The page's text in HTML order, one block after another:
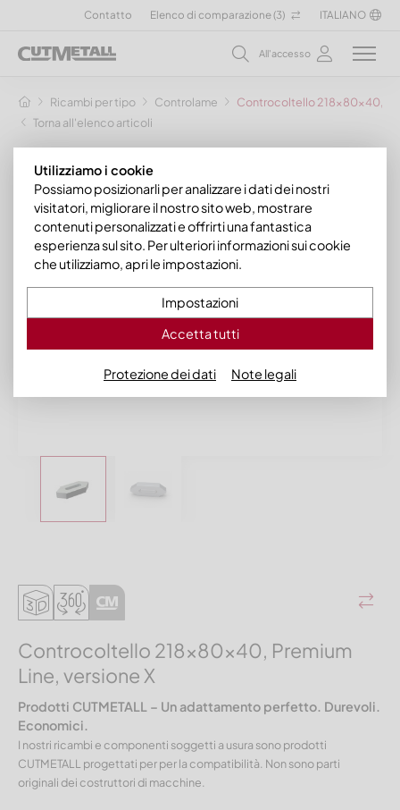
Contatto Elenco di comparazione (3) ITALIANO
All'accesso
Ricambi per tipo Controlame
Controcoltello 218x80x40,
Torna all'elenco articoli
Controcoltello 218x80x40, Premium
Line, versione X
Prodotti CUTMETALL – Un adattamento perfetto. Durevoli.
Economici.
I nostri ricambi e componenti soggetti a usura sono prodotti
CUTMETALL progettati per per la compatibilità. Non sono parti
originali dei costruttori di macchine.
Utilizziamo i cookie
Possiamo posizionarli per analizzare i dati dei nostri
visitatori, migliorare il nostro sito web, mostrare
contenuti personalizzati e offrirti una fantastica
esperienza sul sito. Per ulteriori informazioni sui cookie
che utilizziamo, apri le impostazioni.
Impostazioni
Accetta tutti
Protezione dei dati Note legali